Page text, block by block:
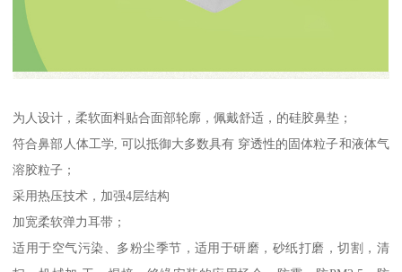
为人设计，柔软面料贴合面部轮廓，佩戴舒适，的硅胶鼻垫；
符合鼻部人体工学, 可以抵御大多数具有 穿透性的固体粒子和液体气
溶胶粒子；
采用热压技术，加强4层结构
加宽柔软弹力耳带；
适用于空气污染、多粉尘季节，适用于研磨，砂纸打磨，切割，清